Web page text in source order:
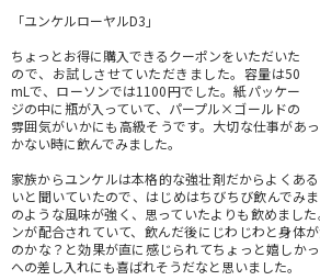
「ユンケルローヤルD3」
ちょっとお得に購入できるクーポンをいただいた
ので、お試しさせていただきました。容量は50
mLで、ローソンでは1100円でした。紙パッケー
ジの中に瓶が入っていて、パープル×ゴールドの
雰囲気がいかにも高級そうです。大切な仕事があ
かない時に飲んでみました。
家族からユンケルは本格的な強壮剤だからよくあ
いと聞いていたので、はじめはちびちび飲んでみ
のような風味が強く、思っていたよりも飲めまし
ンが配合されていて、飲んだ後にじわじわと身体
のかな？と効果が直に感じられてちょっと嬉しか
への差し入れにも喜ばれそうだなと思いました。